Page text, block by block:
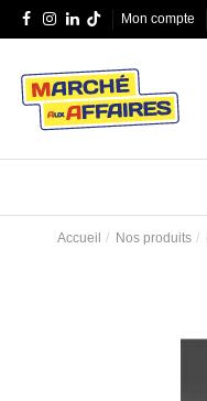
Mon compte
Accueil Nos produits